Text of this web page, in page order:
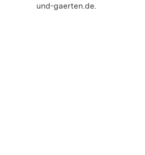
und-gaerten.de.